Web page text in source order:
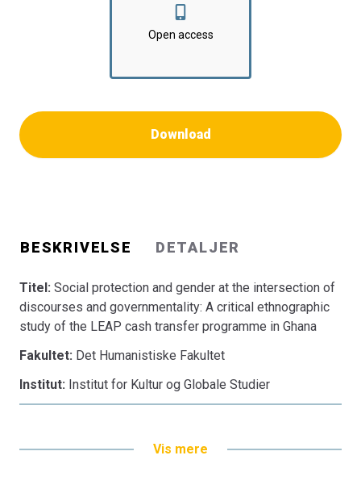
Open access
Download
BESKRIVELSE DETALJER
Titel: Social protection and gender at the intersection of
discourses and governmentality: A critical ethnographic
study of the LEAP cash transfer programme in Ghana
Fakultet: Det Humanistiske Fakultet
Institut: Institut for Kultur og Globale Studier
Vis mere